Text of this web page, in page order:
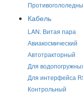
Кабель
LAN. Витая пара
Авиакосмический
Автотракторный
Для
Для интерфейса
Контрольный